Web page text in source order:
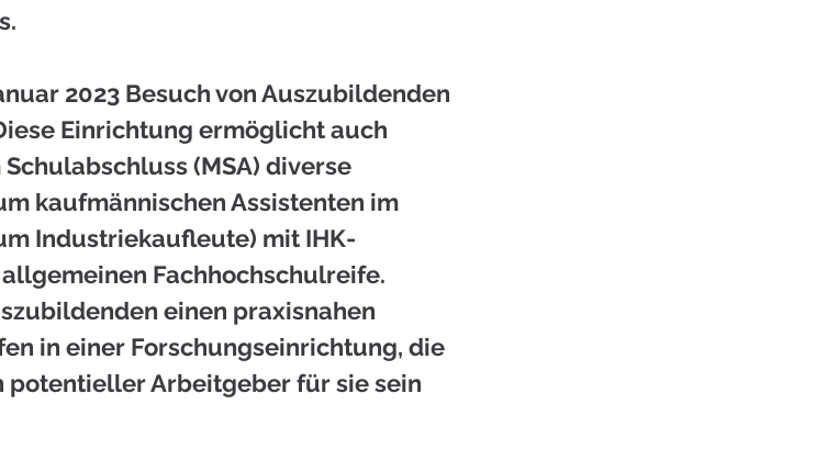
2023 Besuch von Auszubildenden
Einrichtung ermöglicht auch
(MSA) diverse
kaufmännischen Assistenten im
Industriekaufleute) mit IHK-
Fachhochschulreife.
einen praxisnahen
in einer Forschungseinrichtung, die
potentieller Arbeitgeber für sie sein